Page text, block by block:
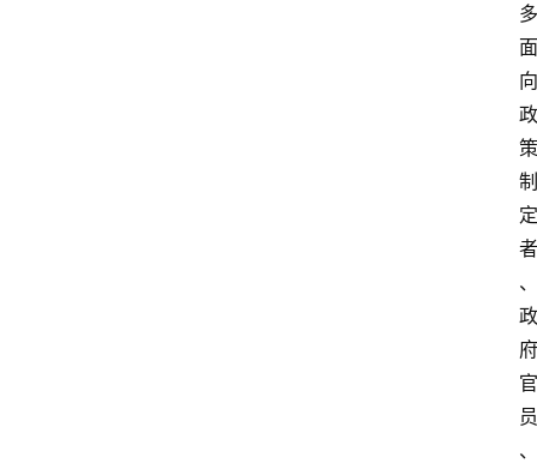
多
面
向
政
策
制
定
者
、
政
府
官
员
、